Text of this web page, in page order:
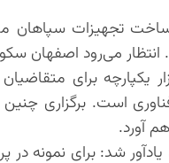
تجهیزات سپاهان
انتظار می‌رود
یکپارچه برای
است. برگزاری
آورد.
شد: برای نمونه